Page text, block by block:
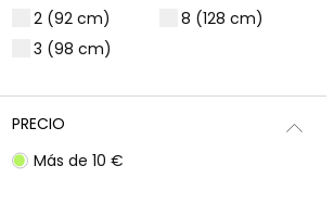
2 (92 cm)
3 (98 cm)
8 (128 cm)
PRECIO
Más de 10 €